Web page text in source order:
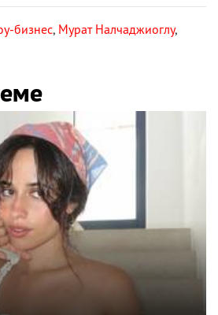
бизнес, Мурат Налчаджиоглу,